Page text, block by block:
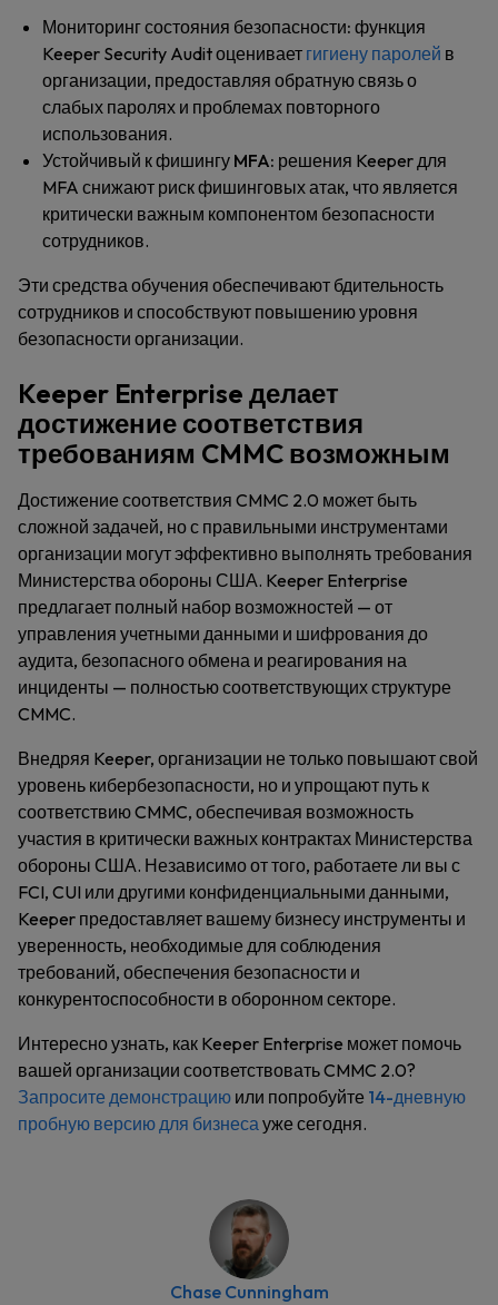
Мониторинг состояния безопасности: функция
Keeper Security Audit оценивает гигиену паролей в
организации, предоставляя обратную связь о
слабых паролях и проблемах повторного
использования.
Устойчивый к фишингу MFA: решения Keeper для
MFA снижают риск фишинговых атак, что является
критически важным компонентом безопасности
сотрудников.
Эти средства обучения обеспечивают бдительность
сотрудников и способствуют повышению уровня
безопасности организации.
Keeper Enterprise делает
достижение соответствия
требованиям CMMC возможным
Достижение соответствия CMMC 2.0 может быть
сложной задачей, но с правильными инструментами
организации могут эффективно выполнять требования
Министерства обороны США. Keeper Enterprise
предлагает полный набор возможностей — от
управления учетными данными и шифрования до
аудита, безопасного обмена и реагирования на
инциденты — полностью соответствующих структуре
CMMC.
Внедряя Keeper, организации не только повышают свой
уровень кибербезопасности, но и упрощают путь к
соответствию CMMC, обеспечивая возможность
участия в критически важных контрактах Министерства
обороны США. Независимо от того, работаете ли вы с
FCI, CUI или другими конфиденциальными данными,
Keeper предоставляет вашему бизнесу инструменты и
уверенность, необходимые для соблюдения
требований, обеспечения безопасности и
конкурентоспособности в оборонном секторе.
Интересно узнать, как Keeper Enterprise может помочь
вашей организации соответствовать CMMC 2.0?
Запросите демонстрацию или попробуйте 14-дневную
пробную версию для бизнесауже сегодня.
Chase Cunningham